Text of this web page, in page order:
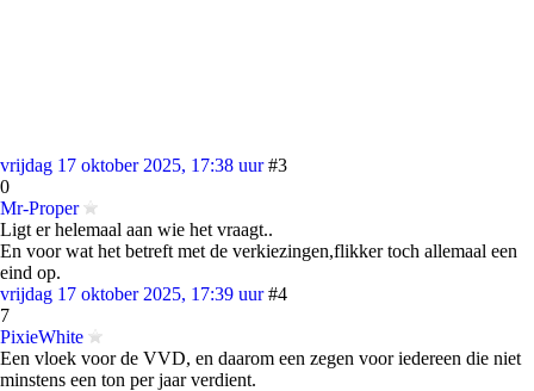
vrijdag 17 oktober 2025, 17:38 uur #3
0
Mr-Proper
Ligt er helemaal aan wie het vraagt..
En voor wat het betreft met de verkiezingen,flikker toch allemaal een
eind op.
vrijdag 17 oktober 2025, 17:39 uur #4
7
PixieWhite
Een vloek voor de VVD, en daarom een zegen voor iedereen die niet
minstens een ton per jaar verdient.